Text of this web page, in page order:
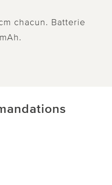
chacun. Batterie